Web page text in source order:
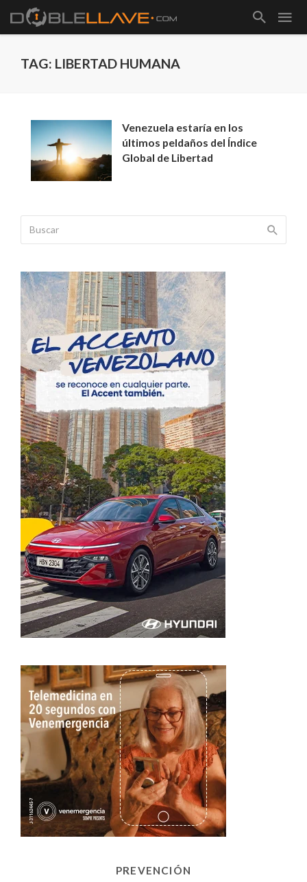
TAG: LIBERTAD HUMANA
Venezuela estaría en los
últimos peldaños del Índice
Global de Libertad
PREVENCIÓN